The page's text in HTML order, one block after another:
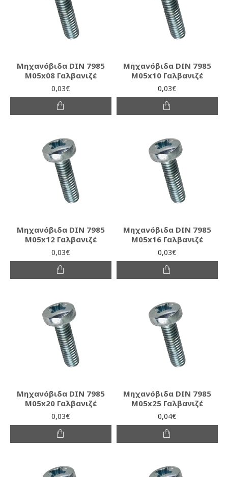
Μηχανόβιδα DIN 7985
M05x08 Γαλβανιζέ
0,03€
Μηχανόβιδα DIN 7985
M05x10 Γαλβανιζέ
0,03€
Μηχανόβιδα DIN 7985
M05x12 Γαλβανιζέ
0,03€
Μηχανόβιδα DIN 7985
M05x16 Γαλβανιζέ
0,03€
Μηχανόβιδα DIN 7985
M05x20 Γαλβανιζέ
0,03€
Μηχανόβιδα DIN 7985
M05x25 Γαλβανιζέ
0,04€